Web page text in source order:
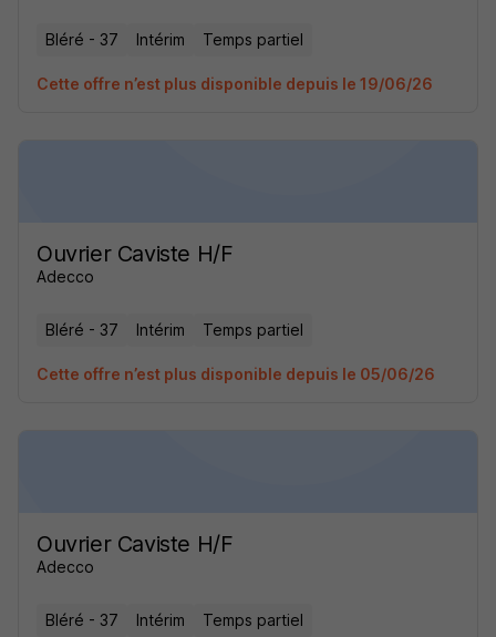
Bléré - 37 Intérim Temps partiel
Cette offre n’est plus disponible depuis le 19/06/26
Ouvrier Caviste H/F
Adecco
Bléré - 37 Intérim Temps partiel
Cette offre n’est plus disponible depuis le 05/06/26
Ouvrier Caviste H/F
Adecco
Bléré - 37 Intérim Temps partiel